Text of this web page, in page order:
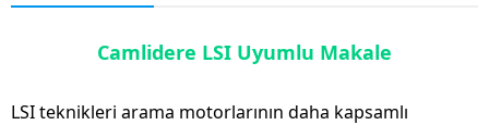
Camlidere LSI Uyumlu Makale
LSI teknikleri arama motorlarının daha kapsamlı